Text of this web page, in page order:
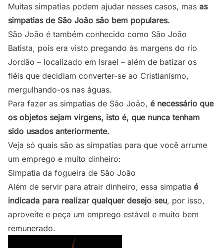
Muitas simpatias podem ajudar nesses casos, mas as
simpatias de São João são bem populares.
São João é também conhecido como São João
Batista, pois era visto pregando às margens do rio
Jordão – localizado em Israel – além de batizar os
fiéis que decidiam converter-se ao Cristianismo,
mergulhando-os nas águas.
Para fazer as simpatias de São João, é necessário que
os objetos sejam virgens, isto é, que nunca tenham
sido usados anteriormente.
Veja só quais são as simpatias para que você arrume
um emprego e muito dinheiro:
Simpatia da fogueira de São João
Além de servir para atrair dinheiro, essa simpatia é
indicada para realizar qualquer desejo seu, por isso,
aproveite e peça um emprego estável e muito bem
remunerado.